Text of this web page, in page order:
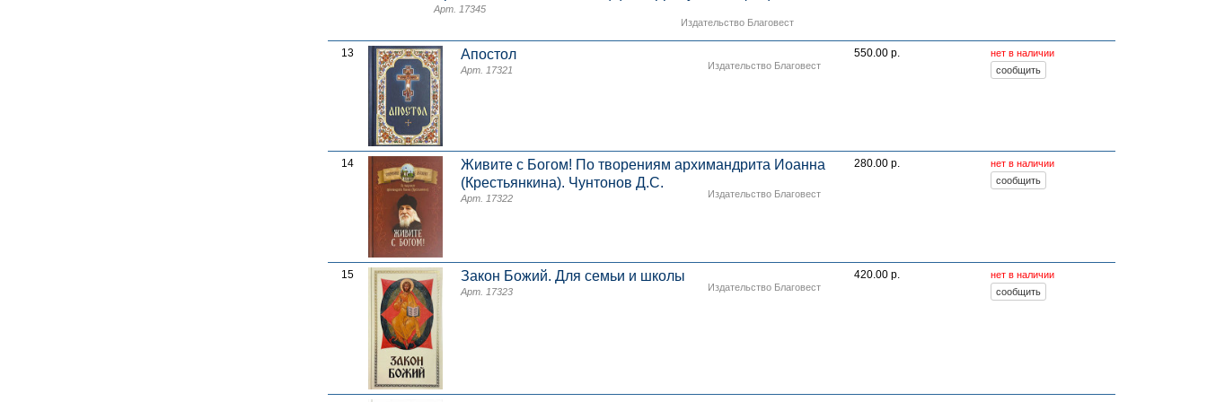
Издательство Благовест
Арт. 17345
13 Апостол
Издательство Благовест
Арт. 17321
550.00 р. нет в наличии
14
Живите с Богом! По творениям архимандрита Иоанна
(Крестьянкина). Чунтонов Д.С.
Издательство Благовест
Арт. 17322
280.00 р. нет в наличии
15 Закон Божий. Для семьи и школы
Издательство Благовест
Арт. 17323
420.00 р. нет в наличии